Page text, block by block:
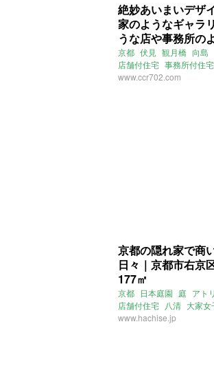
絶妙あいまいデザ
家のようなギャラ
うな店や事務所の
(京都市伏見区63㎡
件)
京都 伏見 観月橋 向島
店舗付住宅 事務所付住宅
事務所 ギャラリー
www.ccr702.com
京都の隠れ家で商
日々｜京都市右京
177㎡
京都 日本庭園 庭 アト
店舗付住宅 八清 大家女
www.hachise.jp